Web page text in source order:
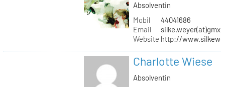
Absolventin
Mobil
44041686
Email
Website http://
Charlotte Wiese
Absolventin